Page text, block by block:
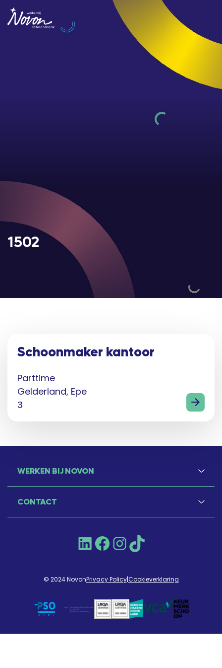
1502
Schoonmaker kantoor
Parttime
Gelderland, Epe
3
WERKEN BIJ NOVON
CONTACT
LinkedInFacebookInstagram
TikTok
© 2024 NovonPrivacy Policy|Cookieverklaring